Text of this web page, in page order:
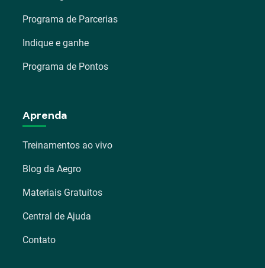
Programa de Parcerias
Indique e ganhe
Programa de Pontos
Aprenda
Treinamentos ao vivo
Blog da Aegro
Materiais Gratuitos
Central de Ajuda
Contato